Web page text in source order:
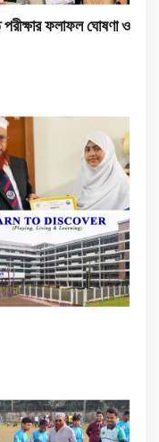
পরীক্ষার ফলাফল ঘোষণা ও